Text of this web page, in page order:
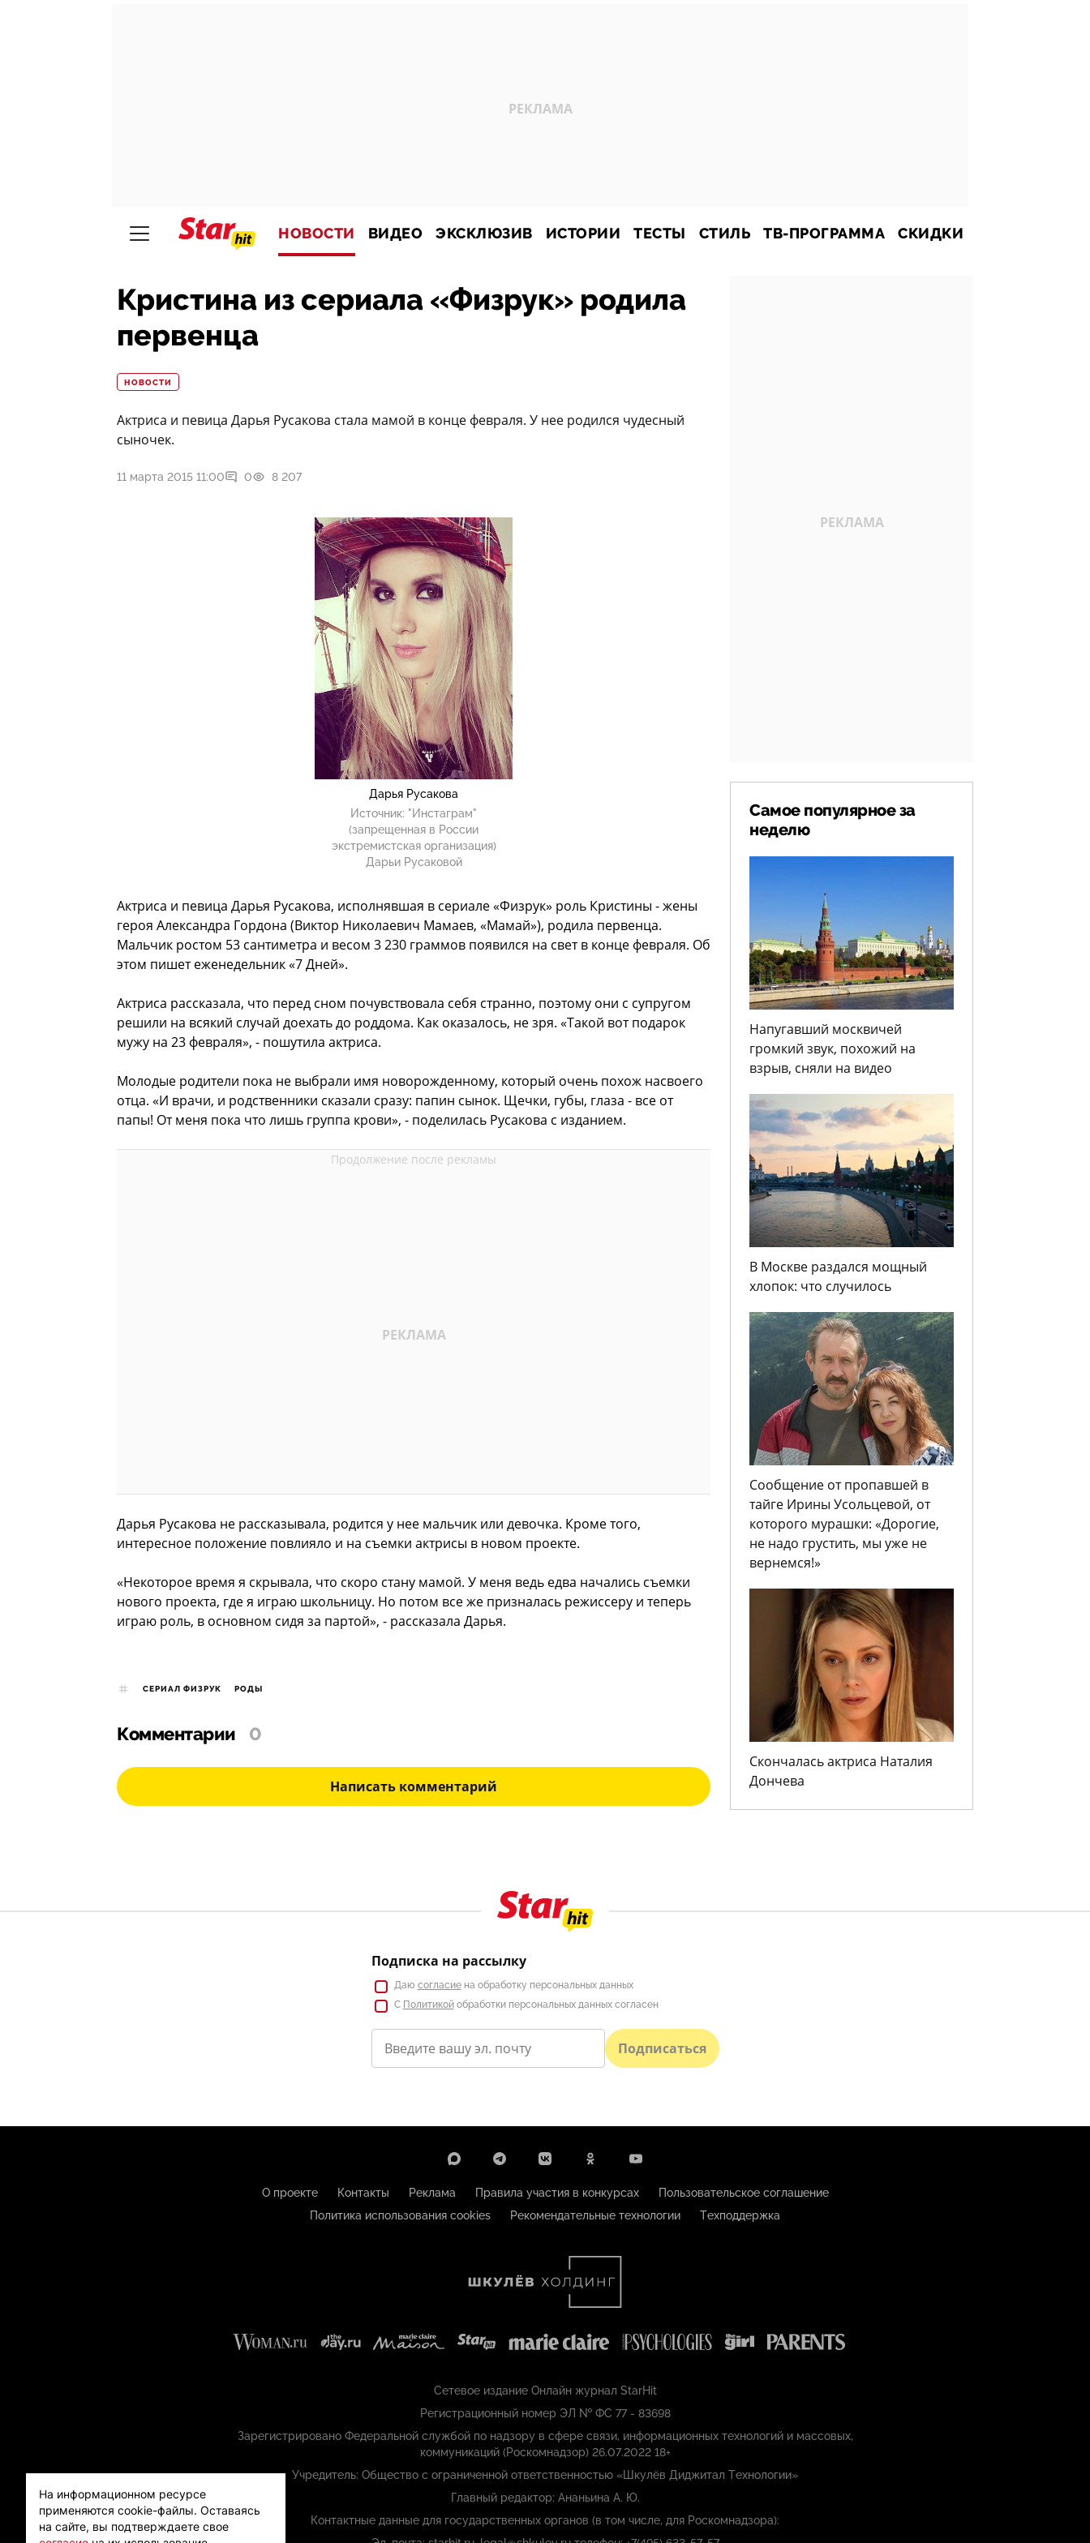
НОВОСТИ ВИДЕО ЭКСКЛЮЗИВ ИСТОРИИ ТЕСТЫ СТИЛЬ ТВ-ПРОГРАММА СКИДКИ
Кристина из сериала «Физрук» родила
первенца
НОВОСТИ
Актриса и певица Дарья Русакова стала мамой в конце февраля. У нее родился чудесный
сыночек.
11 марта 2015 11:00 0 8 207
Дарья Русакова
Источник: "Инстаграм"
(запрещенная в России
экстремистская организация)
Дарьи Русаковой
Актриса и певица Дарья Русакова, исполнявшая в сериале «Физрук» роль Кристины - жены
героя Александра Гордона (Виктор Николаевич Мамаев, «Мамай»), родила первенца.
Мальчик ростом 53 сантиметра и весом 3 230 граммов появился на свет в конце февраля. Об
этом пишет еженедельник «7 Дней».
Актриса рассказала, что перед сном почувствовала себя странно, поэтому они с супругом
решили на всякий случай доехать до роддома. Как оказалось, не зря. «Такой вот подарок
мужу на 23 февраля», - пошутила актриса.
Молодые родители пока не выбрали имя новорожденному, который очень похож насвоего
отца. «И врачи, и родственники сказали сразу: папин сынок. Щечки, губы, глаза - все от
папы! От меня пока что лишь группа крови», - поделилась Русакова с изданием.
Дарья Русакова не рассказывала, родится у нее мальчик или девочка. Кроме того,
интересное положение повлияло и на съемки актрисы в новом проекте.
«Некоторое время я скрывала, что скоро стану мамой. У меня ведь едва начались съемки
нового проекта, где я играю школьницу. Но потом все же призналась режиссеру и теперь
играю роль, в основном сидя за партой», - рассказала Дарья.
СЕРИАЛ ФИЗРУК РОДЫ
Комментарии 0
Написать комментарий
Самое популярное за
неделю
Напугавший москвичей
громкий звук, похожий на
взрыв, сняли на видео
В Москве раздался мощный
хлопок: что случилось
Сообщение от пропавшей в
тайге Ирины Усольцевой, от
которого мурашки: «Дорогие,
не надо грустить, мы уже не
вернемся!»
Скончалась актриса Наталия
Дончева
Подписка на рассылку
Даю согласиена обработку персональных данных
С Политикойобработки персональных данных согласен
Подписаться
О проекте Контакты Реклама Правила участия в конкурсах
Пользовательское соглашение
Политика использования cookies
Рекомендательные технологии Техподдержка
Сетевое издание Онлайн журнал StarHit
Регистрационный номер ЭЛ № ФС 77 - 83698
Зарегистрировано Федеральной службой по надзору в сфере связи, информационных технологий и массовых,
коммуникаций (Роскомнадзор) 26.07.2022 18+
Учредитель: Общество с ограниченной ответственностью «Шкулёв Диджитал Технологии»
Главный редактор: Ананьина А. Ю.
Контактные данные для государственных органов (в том числе, для Роскомнадзора):
На информационном ресурсе
применяются cookie-файлы. Оставаясь
на сайте, вы подтверждаете свое